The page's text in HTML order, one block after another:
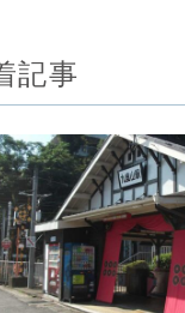
記事